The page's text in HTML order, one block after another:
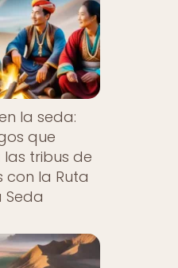
la seda:
que
tribus de
con la Ruta
Seda